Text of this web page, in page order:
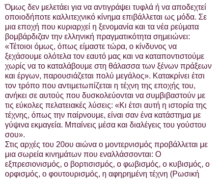
Όμως δεν μελετάει για να αντιγράψει τυφλά ή να αποδεχτεί
οποιοδήποτε καλλιτεχνικό κίνημα επιβάλλεται ως μόδα. Σε
μια εποχή που κυριαρχεί η ξενομανία και τα νέα ρεύματα
βομβάρδιζαν την ελληνική πραγματικότητα σημειώνει:
«Τέτοιοι όμως, όπως είμαστε τώρα, ο κίνδυνος να
ξεχάσουμε ολότελα τον εαυτό μας και να καταποντιστούμε
χωρίς να το καταλάβουμε στη θάλασσα των ξένων πράξεων
και έργων, παρουσιάζεται πολύ μεγάλος». Κατακρίνει έτσι
τον τρόπο που αντιμετωπίζεται η τέχνη της εποχής του,
ανήκει σε αυτούς που δυσκολεύονται να συμβιβαστούν με
τις εύκολες πελατειακές λύσεις: «Κι έτσι αυτή η ιστορία της
τέχνης, όπως την παίρνουμε, είναι σαν ένα κατάστημα με
γύψινα εκμαγεία. Μπαίνεις μέσα και διαλέγεις του γούστου
σου».
Στις αρχές του 20ου αιώνα ο μοντερνισμός προβάλλεται με
μια σωρεία κινημάτων που εναλλάσσονται: Ο
εξπρεσιονισμός, ο βορτισισμός, ο φωβισμός, ο κυβισμός, ο
ορφισμός, ο φουτουρισμός, η αφηρημένη τέχνη (Ρωσική